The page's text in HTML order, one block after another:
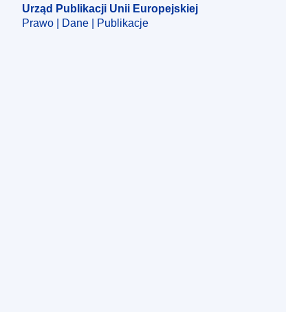
Urząd Publikacji Unii Europejskiej
Prawo | Dane | Publikacje